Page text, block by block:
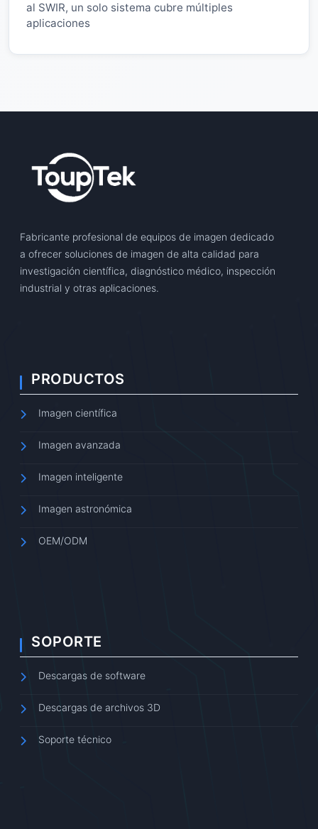
al SWIR, un solo sistema cubre múltiples
aplicaciones
Fabricante profesional de equipos de imagen dedicado
a ofrecer soluciones de imagen de alta calidad para
investigación científica, diagnóstico médico, inspección
industrial y otras aplicaciones.
PRODUCTOS
Imagen científica
Imagen avanzada
Imagen inteligente
Imagen astronómica
OEM/ODM
SOPORTE
Descargas de software
Descargas de archivos 3D
Soporte técnico